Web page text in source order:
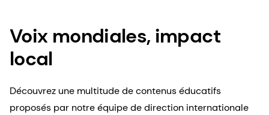
Voix mondiales, impact
local
Découvrez une multitude de contenus éducatifs
proposés par notre équipe de direction internationale